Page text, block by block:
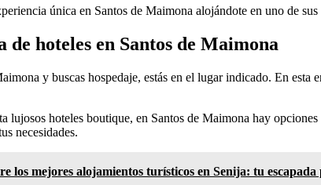
única en Santos de Maimona alojándote en uno de
hoteles en Santos de Maimona
y buscas hospedaje, estás en el lugar indicado. En
lujosos hoteles boutique, en Santos de Maimona hay
necesidades.
los mejores alojamientos turísticos en Senija: tu